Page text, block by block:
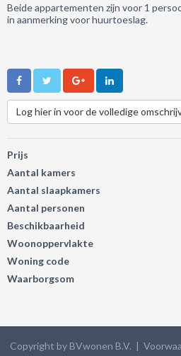
Beide appartementen zijn voor 1
in aanmerking voor huurtoeslag.
Log hier in voor de volledige
Prijs
Aantal kamers
Aantal slaapkamers
Aantal personen
Beschikbaarheid
Woonoppervlakte
Woning code
Waarborgsom
Copyright by BVwonen B.V. |